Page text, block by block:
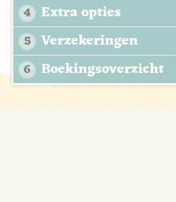
4 Extra opties
5 Verzekeringen
6 Boekingsoverzicht